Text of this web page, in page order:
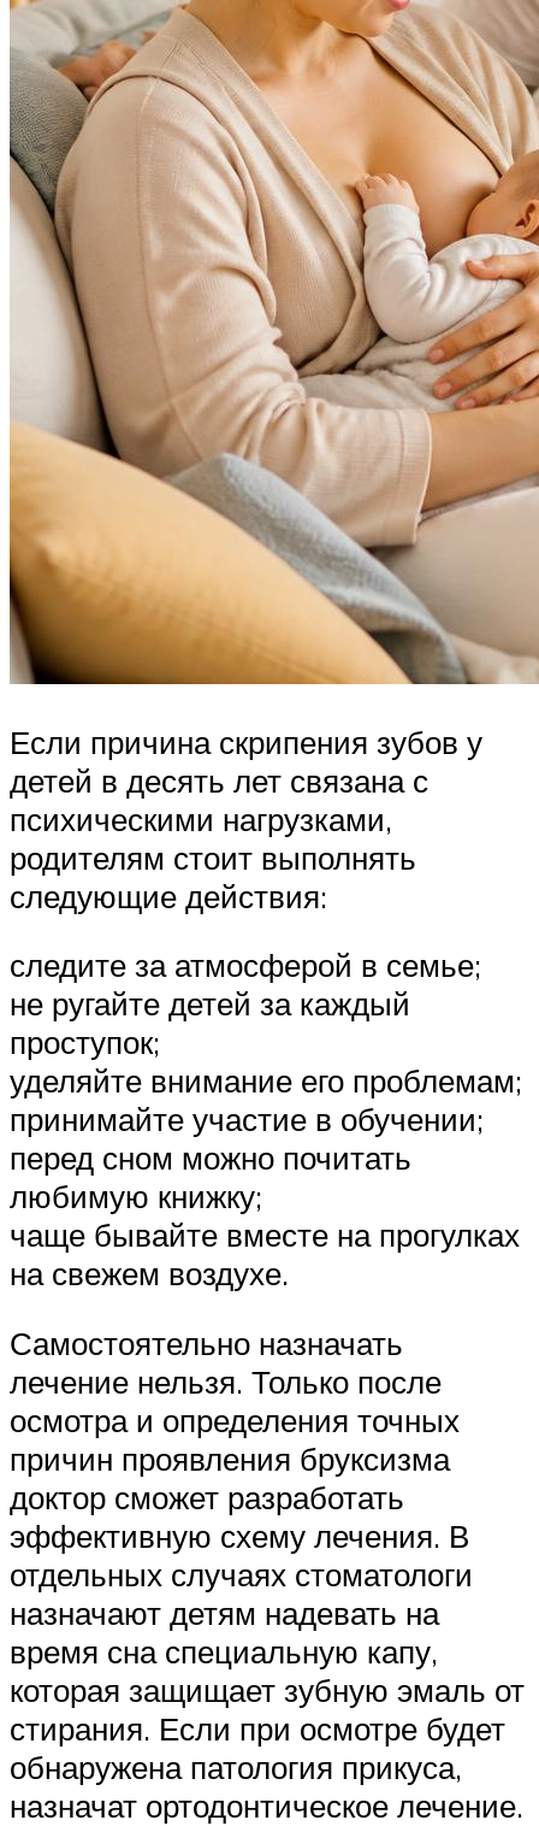
Если причина скрипения зубов у
детей в десять лет связана с
психическими нагрузками,
родителям стоит выполнять
следующие действия:
следите за атмосферой в семье;
не ругайте детей за каждый
проступок;
уделяйте внимание его проблемам;
принимайте участие в обучении;
перед сном можно почитать
любимую книжку;
чаще бывайте вместе на прогулках
на свежем воздухе.
Самостоятельно назначать
лечение нельзя. Только после
осмотра и определения точных
причин проявления бруксизма
доктор сможет разработать
эффективную схему лечения. В
отдельных случаях стоматологи
назначают детям надевать на
время сна специальную капу,
которая защищает зубную эмаль от
стирания. Если при осмотре будет
обнаружена патология прикуса,
назначат ортодонтическое лечение.